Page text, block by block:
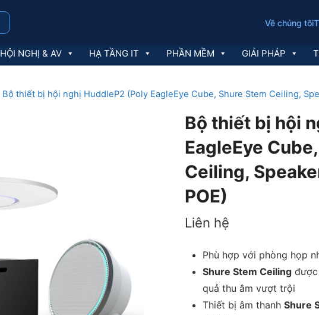
Về chúng tôi
HỘI NGHỊ & AV HẠ TẦNG IT PHẦN MỀM GIẢI PHÁP
Bộ thiết bị hội nghị HuddleP2 (Poly EagleEye Cube, Shure Stem Ceiling,
Bộ thiết bị hội
EagleEye
Ceiling,
POE)
Liên hệ
Phù hợp với phòng họp
Shure Stem Ceilingđược
quả thu âm vượt trội
Thiết bị âm thanh Shure